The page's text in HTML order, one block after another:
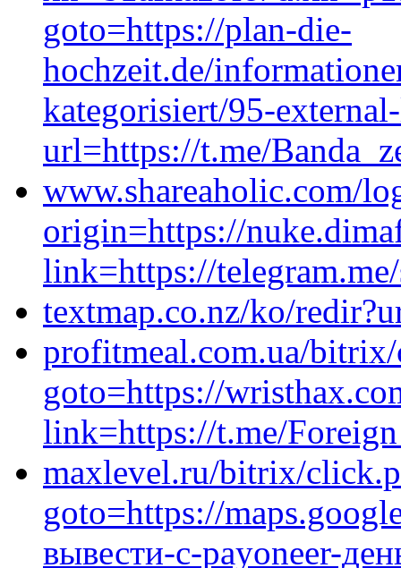
goto=https://plan-die-
hochzeit.de/
kategorisiert/95-
url=https://t.me/
www.shareaholic.com/
origin=https://
link=https://
textmap.co.nz/ko/
profitmeal.com.ua/
goto=https://
link=https://t.me/
maxlevel.ru/bitrix/
goto=https://
вывести-с-payoneer-